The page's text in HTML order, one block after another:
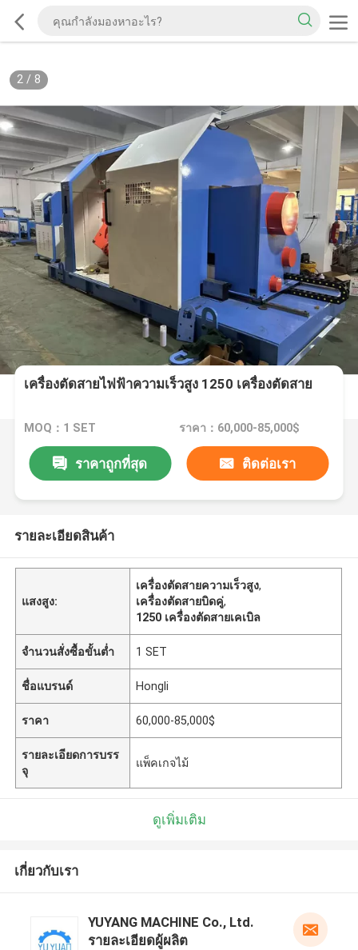
2/ 8
เครื่องตัดสายไฟฟ้าความเร็วสูง 1250 เครื่องตัดสาย
MOQ：1 SET ราคา：60,000-85,000$
ราคาถูกที่สุด ติดต่อเรา
รายละเอียดสินค้า
แสงสูง:
เครื่องตัดสายความเร็วสูง,
เครื่องตัดสายบิดคู่,
1250 เครื่องตัดสายเคเบิล
จำนวนสั่งซื้อขั้นต่ำ 1 SET
ชื่อแบรนด์ Hongli
ราคา 60,000-85,000$
รายละเอียดการบรร
จุ
แพ็คเกจไม้
ดูเพิ่มเติม
เกี่ยวกับเรา
YUYANG MACHINE Co., Ltd.
รายละเอียดผู้ผลิต